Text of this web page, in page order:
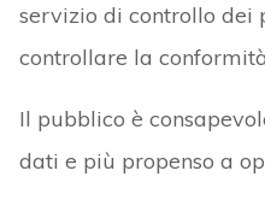
servizio di controllo dei
controllare la
Il pubblico è
dati e più propenso a